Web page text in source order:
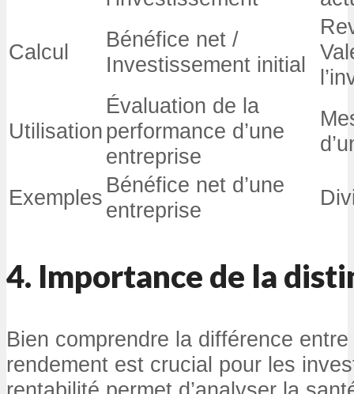
Calcul
Bénéfice net /
Investissement initial
Utilisation
Évaluation de la
performance d’une
entreprise
Exemples
Bénéfice net d’une
entreprise
4. Importance de la
Bien comprendre la différence
rendement est crucial pour les